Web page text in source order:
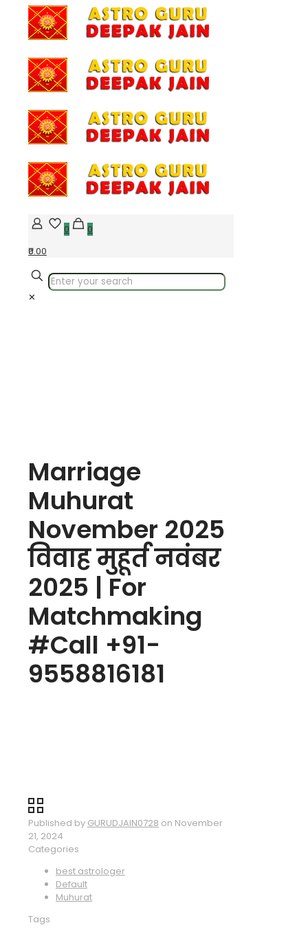
0
0
₹0.00
✕
Marriage
Muhurat
November 2025
विवाह मुहूर्त नवंबर
2025 | For
Matchmaking
#Call +91-
9558816181
Published by GURUDJAIN0728 on November
21, 2024
Categories
best astrologer
Default
Muhurat
Tags